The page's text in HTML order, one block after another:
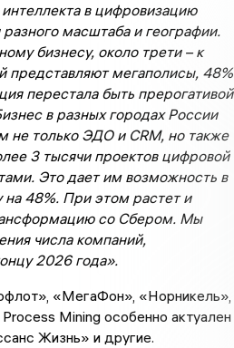
в цифровизацию
масштаба и географии.
бизнесу, около трети – к
представляют мегаполисы, 48%
перестала быть прерогативой
в разных городах России
не только ЭДО и CRM, но также
3 тысячи проектов цифровой
Это дает им возможность в
на 48%. При этом растет и
со Сбером. Мы
числа компаний,
2026 года».
«МегаФон», «Норникель»,
Mining особенно актуален
Жизнь» и другие.